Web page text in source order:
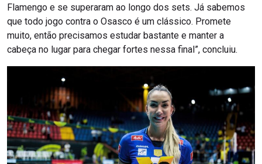
Flamengo e se superaram ao longo dos sets. Já sabemos
que todo jogo contra o Osasco é um clássico. Promete
muito, então precisamos estudar bastante e manter a
cabeça no lugar para chegar fortes nessa final”, concluiu.